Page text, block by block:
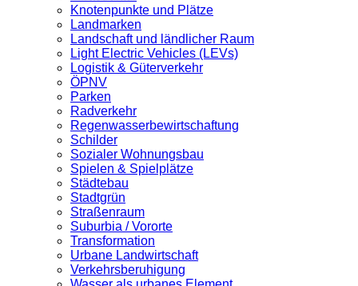
Knotenpunkte und Plätze
Landmarken
Landschaft und ländlicher Raum
Light Electric Vehicles (LEVs)
Logistik & Güterverkehr
ÖPNV
Parken
Radverkehr
Regenwasserbewirtschaftung
Schilder
Sozialer Wohnungsbau
Spielen & Spielplätze
Städtebau
Stadtgrün
Straßenraum
Suburbia / Vororte
Transformation
Urbane Landwirtschaft
Verkehrsberuhigung